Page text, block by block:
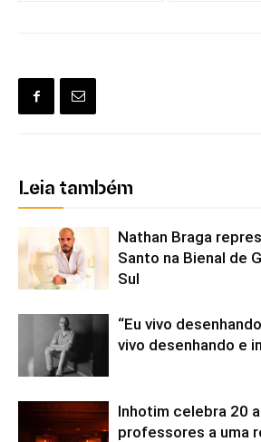
Leia também
Nathan Braga
Santo na Bienal de
Sul
“Eu vivo
vivo desenhando e
Inhotim celebra 20
professores a uma